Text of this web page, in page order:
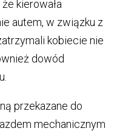
kierowała
autem, w związku z
kobiecie nie
dowód
przekazane do
mechanicznym